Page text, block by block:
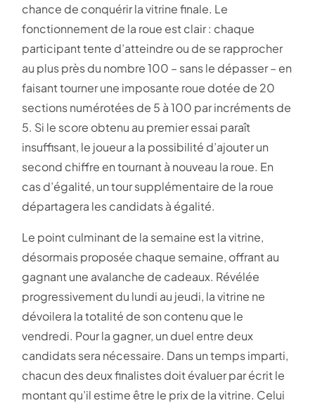
chance de conquérir la vitrine finale. Le
fonctionnement de la roue est clair : chaque
participant tente d’atteindre ou de se rapprocher
au plus près du nombre 100 – sans le dépasser – en
faisant tourner une imposante roue dotée de 20
sections numérotées de 5 à 100 par incréments de
5. Si le score obtenu au premier essai paraît
insuffisant, le joueur a la possibilité d’ajouter un
second chiffre en tournant à nouveau la roue. En
cas d’égalité, un tour supplémentaire de la roue
départagera les candidats à égalité.
Le point culminant de la semaine est la vitrine,
désormais proposée chaque semaine, offrant au
gagnant une avalanche de cadeaux. Révélée
progressivement du lundi au jeudi, la vitrine ne
dévoilera la totalité de son contenu que le
vendredi. Pour la gagner, un duel entre deux
candidats sera nécessaire. Dans un temps imparti,
chacun des deux finalistes doit évaluer par écrit le
montant qu’il estime être le prix de la vitrine. Celui